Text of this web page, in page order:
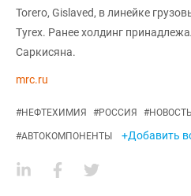
Torero, Gislaved, в линейке
Tyrex. Ранее холдинг
Саркисяна.
mrc.ru
#НЕФТЕХИМИЯ #РОССИЯ #НОВОСТЬ
#АВТОКОМПОНЕНТЫ +Добавить